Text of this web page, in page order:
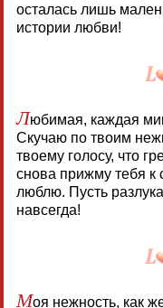
осталась лишь
истории любви!
Любимая, каждая
Скучаю по твоим
твоему голосу, что
снова прижму тебя к
люблю. Пусть
навсегда!
Моя нежность, как